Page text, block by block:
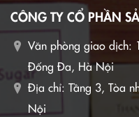
CÔNG TY CỔ PHẦN
Văn phòng giao dịch:
Đống Đa, Hà Nội
Địa chỉ: Tầng 3, Tòa
Nội